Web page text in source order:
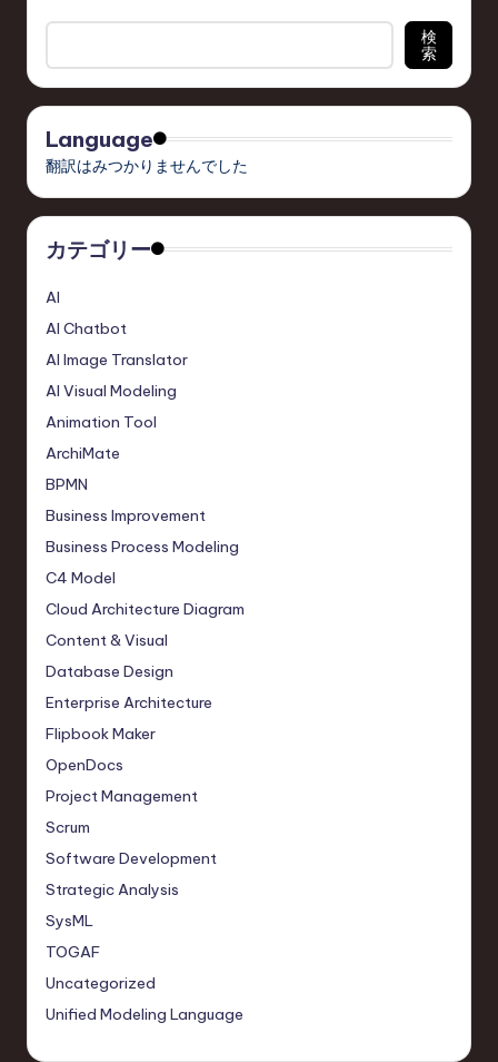
検
索
Language
翻訳はみつかりませんでした
カテゴリー
AI
AI Chatbot
AI Image Translator
AI Visual Modeling
Animation Tool
ArchiMate
BPMN
Business Improvement
Business Process Modeling
C4 Model
Cloud Architecture Diagram
Content & Visual
Database Design
Enterprise Architecture
Flipbook Maker
OpenDocs
Project Management
Scrum
Software Development
Strategic Analysis
SysML
TOGAF
Uncategorized
Unified Modeling Language